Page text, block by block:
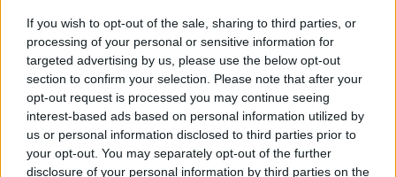
If you wish to opt-out of the sale, sharing to third parties, or
processing of your personal or sensitive information for
targeted advertising by us, please use the below opt-out
section to confirm your selection. Please note that after your
opt-out request is processed you may continue seeing
interest-based ads based on personal information utilized by
us or personal information disclosed to third parties prior to
your opt-out. You may separately opt-out of the further
disclosure of your personal information by third parties on the
att låna hem kameror och objektiv under fem
dagar för att se hur utrustningen passar dina
behov.